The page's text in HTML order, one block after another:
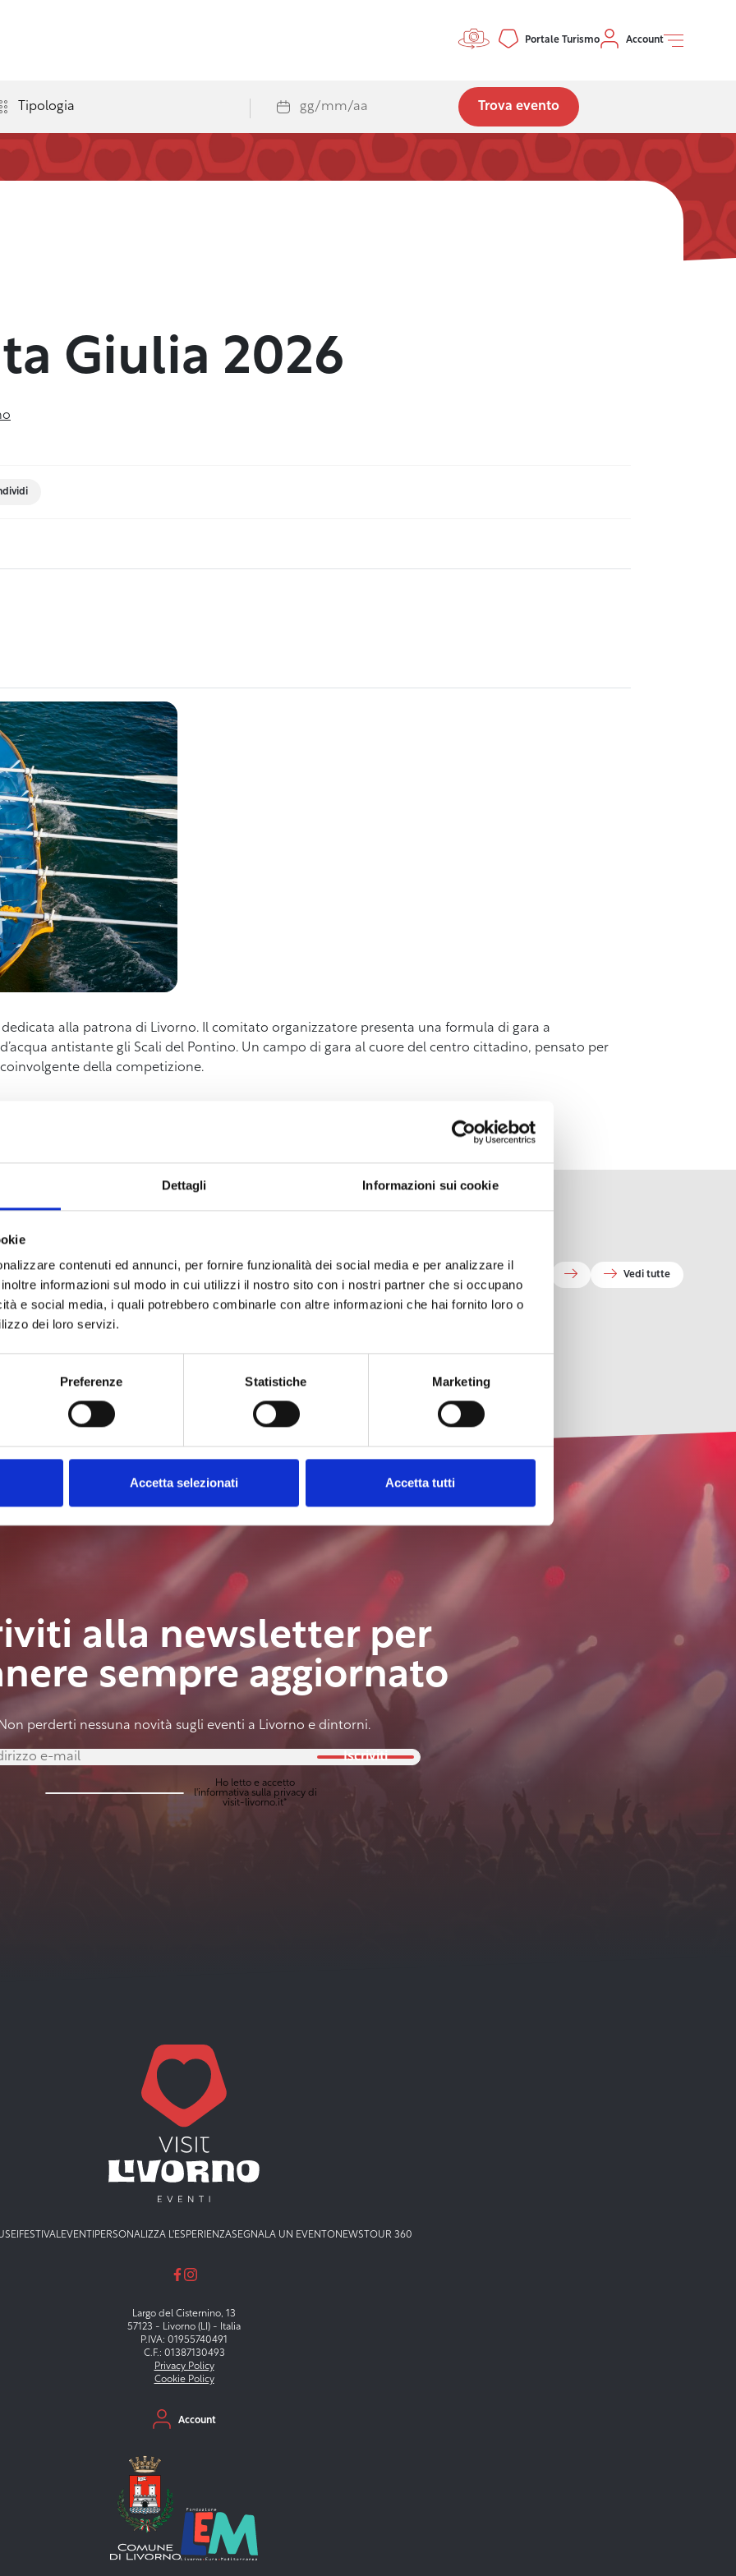
Dettagli Informazioni sui cookie
contenuti ed annunci, per fornire funzionalità dei social media e per analizzare il
informazioni sul modo in cui utilizzi il nostro sito con i nostri partner che si occupano
e social media, i quali potrebbero combinarle con altre informazioni che hai fornito loro o
dei loro servizi.
Preferenze Statistiche Marketing
Accetta selezionati Accetta tutti
Controls menu
Portale Turismo Account
Trova evento
Giulia 2026
alla patrona di Livorno. Il comitato organizzatore presenta una formula di gara a
antistante gli Scali del Pontino. Un campo di gara al cuore del centro cittadino, pensato per
della competizione.
Vedi tutte
alla newsletter per
sempre aggiornato
perderti nessuna novità sugli eventi a Livorno e dintorni.
Iscriviti
Ho letto e accetto
l'informativa sulla privacydi
visit-livorno.it*
FESTIVALEVENTI PERSONALIZZA L'ESPERIENZASEGNALA UN EVENTONEWS TOUR 360
Largo del Cisternino, 13
57123 - Livorno (LI) - Italia
P.IVA: 01955740491
C.F.: 01387130493
Privacy Policy
Cookie Policy
Menu secondario
Account